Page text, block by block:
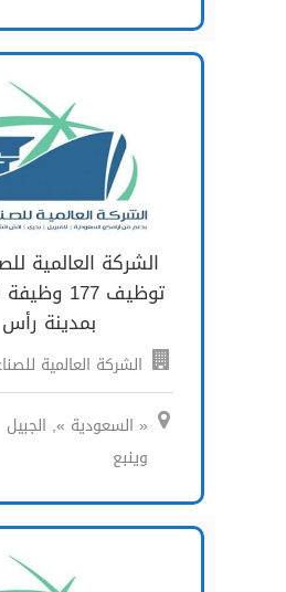
الشركة العالمية
توظيف 177
بمدينة رأس
الشركة العالمية
« السعودية », الجبيل
وينبع